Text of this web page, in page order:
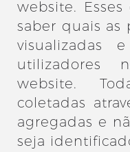
website.
saber quais as
visualizadas
utilizadores
website.
coletadas
agregadas e
seja